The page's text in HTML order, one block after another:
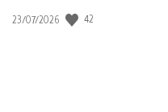
Data
23/07/2026 42